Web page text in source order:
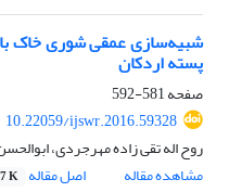
شبیه‌سازی عمقی شوری خاک با
پسته اردکان
صفحه581-592
10.22059/ijswr.2016.59328
روح اله تقی زاده مهرجردی،
مشاهده مقاله
اصل مقاله K